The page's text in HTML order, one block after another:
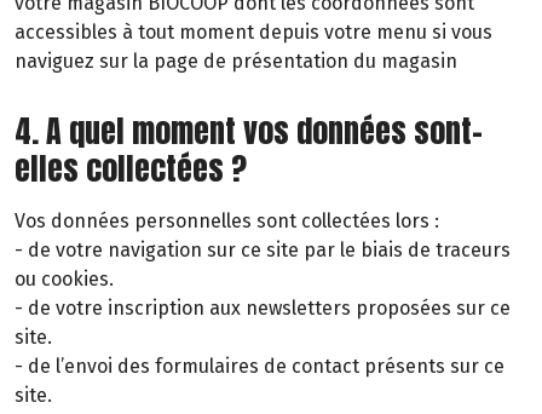
accessibles à tout moment depuis votre menu si vous
naviguez sur la page de présentation du magasin
4. A quel moment vos données sont-
elles collectées ?
Vos données personnelles sont collectées lors :
- de votre navigation sur ce site par le biais de traceurs
ou cookies.
- de votre inscription aux newsletters proposées sur ce
site.
- de l’envoi des formulaires de contact présents sur ce
site.